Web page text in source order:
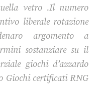
vetro .Il numero
liberale rotazione
argomento a
sostanziare su il
giochi d’azzardo
Giochi certificati RNG